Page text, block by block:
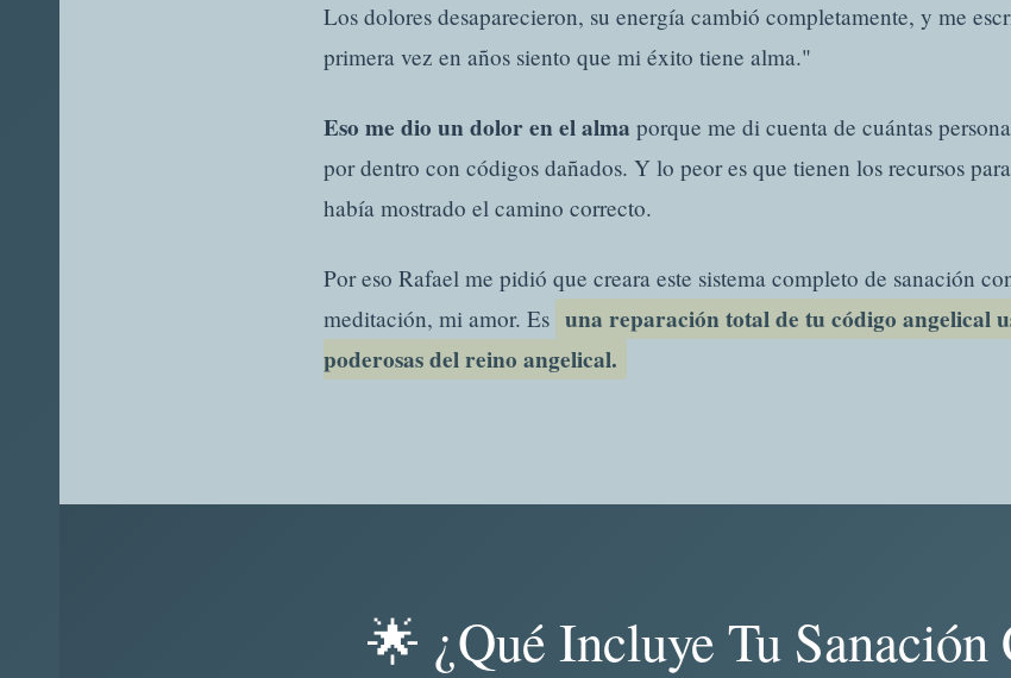
Los dolores desaparecieron, su energía cambió completamente, y me
primera vez en años siento que mi éxito tiene alma."
Eso me dio un dolor en el alma porque me di cuenta de cuántas
por dentro con códigos dañados. Y lo peor es que tienen los recursos
había mostrado el camino correcto.
Por eso Rafael me pidió que creara este sistema completo de sanación
meditación, mi amor. Es una reparación total de tu código angelical
poderosas del reino angelical.
🌟 ¿Qué Incluye Tu Sanación